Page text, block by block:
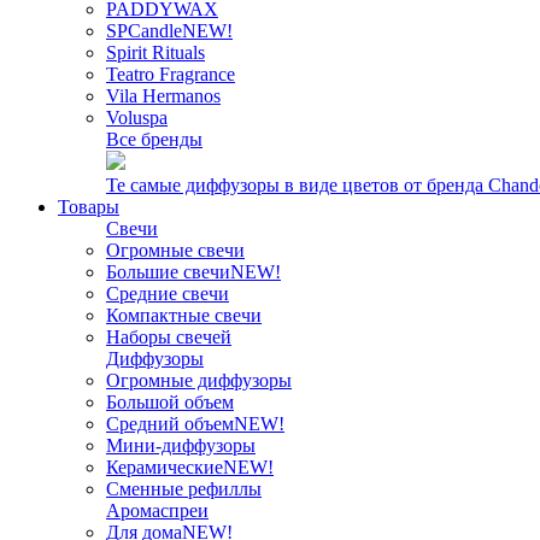
PADDYWAX
SPCandleNEW!
Spirit Rituals
Teatro Fragrance
Vila Hermanos
Voluspa
Все бренды
Те самые диффузоры в виде цветов от бренда
Товары
Свечи
Огромные свечи
Большие свечиNEW!
Средние свечи
Компактные свечи
Наборы свечей
Диффузоры
Огромные диффузоры
Большой объем
Средний объемNEW!
Мини-диффузоры
КерамическиеNEW!
Сменные рефиллы
Аромаспреи
Для домаNEW!